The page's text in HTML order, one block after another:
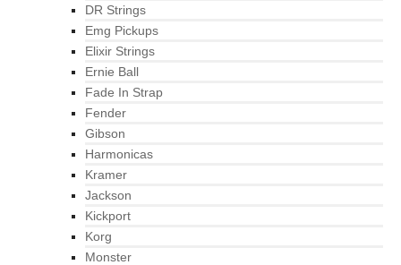
DR Strings
Emg Pickups
Elixir Strings
Ernie Ball
Fade In Strap
Fender
Gibson
Harmonicas
Kramer
Jackson
Kickport
Korg
Monster